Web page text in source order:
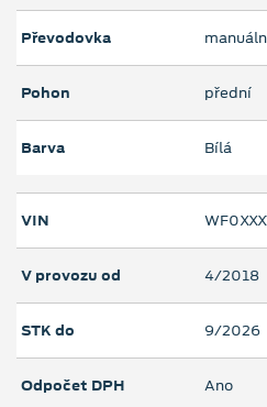
Převodovka
Pohon přední
Barva Bílá
VIN
V provozu od 4/2018
STK do 9/2026
Odpočet DPH Ano